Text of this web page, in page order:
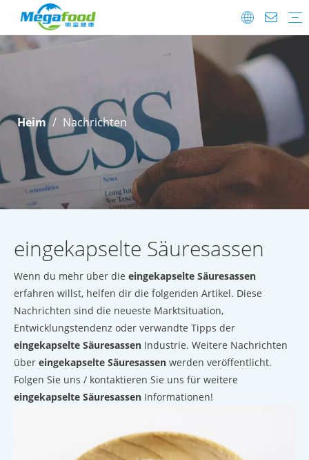
Heim / Nachrichten
eingekapselte Säuresassen
Wenn du mehr über die eingekapselte Säuresassen
erfahren willst, helfen dir die folgenden Artikel. Diese
Nachrichten sind die neueste Marktsituation,
Entwicklungstendenz oder verwandte Tipps der
eingekapselte Säuresassen Industrie. Weitere Nachrichten
über eingekapselte Säuresassen werden veröffentlicht.
Folgen Sie uns / kontaktieren Sie uns für weitere
eingekapselte Säuresassen Informationen!